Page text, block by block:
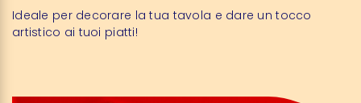
Ideale per decorare la tua tavola e dare un tocco
artistico ai tuoi piatti!